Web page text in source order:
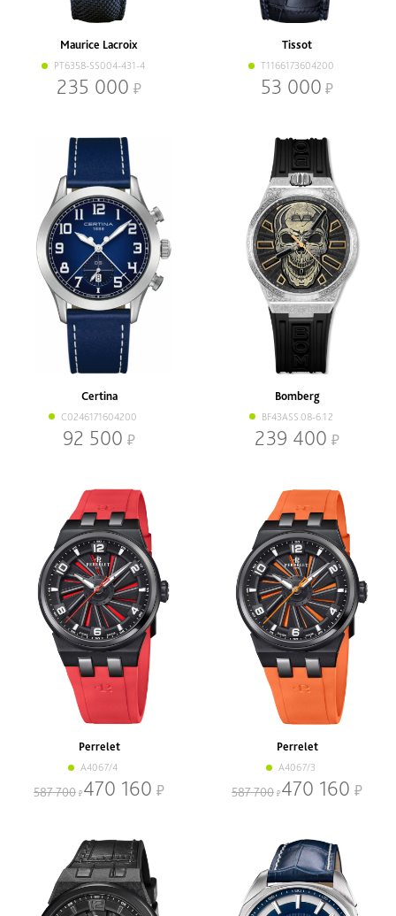
Maurice Lacroix
PT6358-SS004-431-4
235 000
Tissot
T1166173604200
53 000
Certina
C0246171604200
92 500
Bomberg
BF43ASS.08-6.12
239 400
Perrelet
A4067/4
587 700 470 160
Perrelet
A4067/3
587 700 470 160